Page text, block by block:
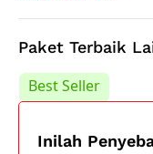
Paket Terbaik
Best Seller
Inilah
Best Seller